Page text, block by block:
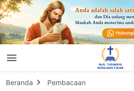
Beranda Pembacaan